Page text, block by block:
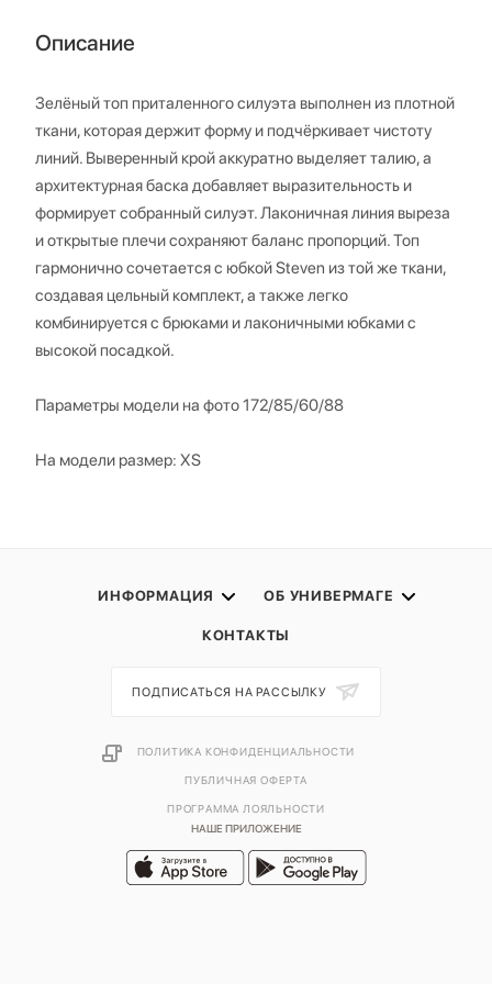
Описание
Зелёный топ приталенного силуэта выполнен из плотной
ткани, которая держит форму и подчёркивает чистоту
линий. Выверенный крой аккуратно выделяет талию, а
архитектурная баска добавляет выразительность и
формирует собранный силуэт. Лаконичная линия выреза
и открытые плечи сохраняют баланс пропорций. Топ
гармонично сочетается с юбкой Steven из той же ткани,
создавая цельный комплект, а также легко
комбинируется с брюками и лаконичными юбками с
высокой посадкой.
Параметры модели на фото 172/85/60/88
На модели размер: XS
ИНФОРМАЦИЯ ОБ УНИВЕРМАГЕ
КОНТАКТЫ
НАШЕ ПРИЛОЖЕНИЕ
ПОДПИСАТЬСЯ НА РАССЫЛКУ
ПОЛИТИКА КОНФИДЕНЦИАЛЬНОСТИ
ПУБЛИЧНАЯ ОФЕРТА
ПРОГРАММА ЛОЯЛЬНОСТИ